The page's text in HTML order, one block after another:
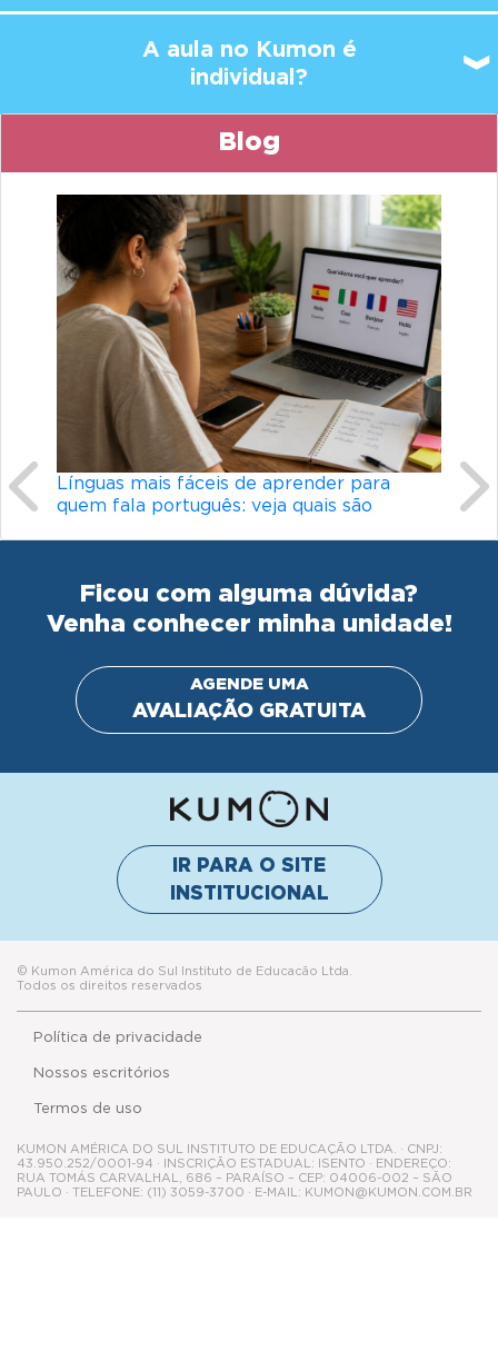
A aula no Kumon é
individual?
Blog
Línguas mais fáceis de aprender para
quem fala português: veja quais são
Ficou com alguma dúvida?
Venha conhecer minha unidade!
AGENDE UMA
AVALIAÇÃO GRATUITA
IR PARA O SITE
INSTITUCIONAL
© Kumon América do Sul Instituto de Educacão Ltda.
Todos os direitos reservados
Política de privacidade
Termos de uso
Nossos escritórios
KUMON AMÉRICA DO SUL INSTITUTO DE EDUCAÇÃO LTDA. · CNPJ:
43.950.252/0001-94 · INSCRIÇÃO ESTADUAL: ISENTO · ENDEREÇO:
RUA TOMÁS CARVALHAL, 686 – PARAÍSO – CEP: 04006-002 – SÃO
PAULO · TELEFONE: (11) 3059-3700 · E-MAIL: KUMON@KUMON.COM.BR